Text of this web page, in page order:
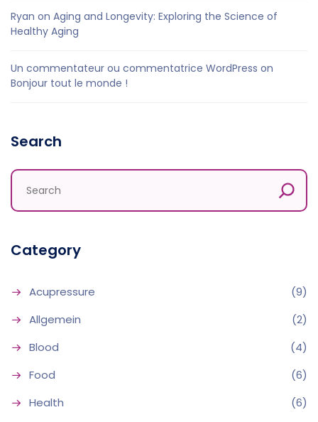
Ryan on Aging and Longevity: Exploring the Science of
Healthy Aging
Un commentateur ou commentatrice WordPress on
Bonjour tout le monde !
Search
Category
Acupressure
(9)
Allgemein
(2)
Blood
(4)
Food
(6)
Health
(6)